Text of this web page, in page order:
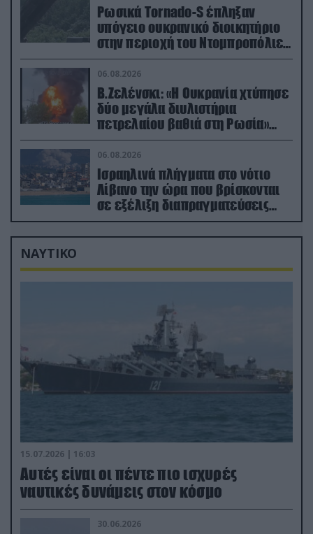
Ρωσικά Tornado-S έπληξαν
υπόγειο ουκρανικό διοικητήριο
στην περιοχή του Ντομπροπόλιε
(βίντεο)
06.08.2026
Β.Ζελένσκι: «Η Ουκρανία χτύπησε
δύο μεγάλα διυλιστήρια
πετρελαίου βαθιά στη Ρωσία»
(βίντεο)
06.08.2026
Ισραηλινά πλήγματα στο νότιο
Λίβανο την ώρα που βρίσκονται
σε εξέλιξη διαπραγματεύσεις
στην Ρώμη
ΝΑΥΤΙΚΟ
15.07.2026 | 16:03
Aυτές είναι οι πέντε πιο ισχυρές
ναυτικές δυνάμεις στον κόσμο
30.06.2026